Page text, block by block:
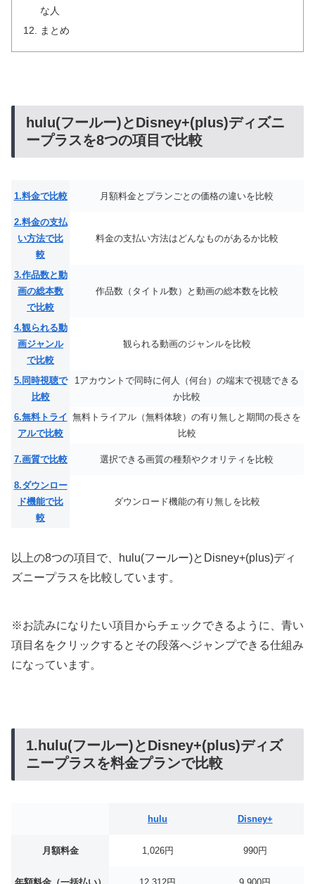
な人
まとめ
hulu(フールー)とDisney+(plus)ディズニ
ープラスを8つの項目で比較
1.料金で比較 月額料金とプランごとの価格の違いを比較
2.料金の支払
い方法で比
較
料金の支払い方法はどんなものがあるか比較
3.作品数と動
画の総本数
で比較
作品数（タイトル数）と動画の総本数を比較
4.観られる動
画ジャンル
で比較
観られる動画のジャンルを比較
5.同時視聴で
比較
1アカウントで同時に何人（何台）の端末で視聴できる
か比較
6.無料トライ
アルで比較
無料トライアル（無料体験）の有り無しと期間の長さを
比較
7.画質で比較 選択できる画質の種類やクオリティを比較
8.ダウンロー
ド機能で比
較
ダウンロード機能の有り無しを比較
以上の8つの項目で、hulu(フールー)とDisney+(plus)ディ
ズニープラスを比較しています。
※お読みになりたい項目からチェックできるように、青い
項目名をクリックするとその段落へジャンプできる仕組み
になっています。
1.hulu(フールー)とDisney+(plus)ディズ
ニープラスを料金プランで比較
hulu Disney+
月額料金 1,026円 990円